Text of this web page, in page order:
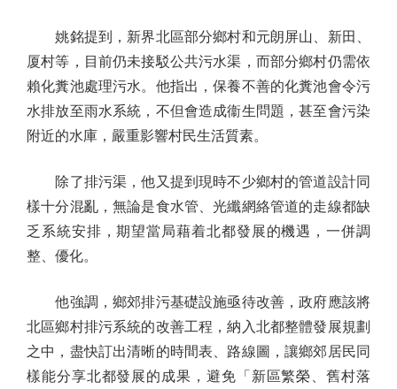
姚銘提到，新界北區部分鄉村和元朗屏山、新田、
厦村等，目前仍未接駁公共污水渠，而部分鄉村仍需依
賴化糞池處理污水。他指出，保養不善的化糞池會令污
水排放至雨水系統，不但會造成衞生問題，甚至會污染
附近的水庫，嚴重影響村民生活質素。
除了排污渠，他又提到現時不少鄉村的管道設計同
樣十分混亂，無論是食水管、光纖網絡管道的走線都缺
乏系統安排，期望當局藉着北都發展的機遇，一併調
整、優化。
他強調，鄉郊排污基礎設施亟待改善，政府應該將
北區鄉村排污系統的改善工程，納入北都整體發展規劃
之中，盡快訂出清晰的時間表、路線圖，讓鄉郊居民同
樣能分享北都發展的成果，避免「新區繁榮、舊村落